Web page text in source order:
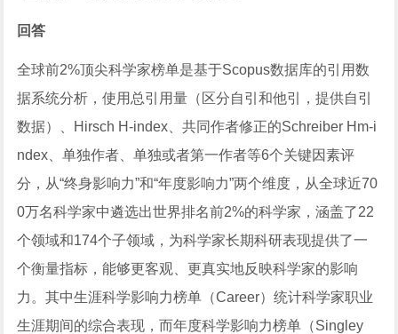
回答
全球前2%顶尖科学家榜单是基于Scopus数据库的引用数
据系统分析，使用总引用量（区分自引和他引，提供自引
数据）、Hirsch H-index、共同作者修正的Schreiber Hm-i
ndex、单独作者、单独或者第一作者等6个关键因素评
分，从“终身影响力”和“年度影响力”两个维度，从全球近70
0万名科学家中遴选出世界排名前2%的科学家，涵盖了22
个领域和174个子领域，为科学家长期科研表现提供了一
个衡量指标，能够更客观、更真实地反映科学家的影响
力。其中生涯科学影响力榜单（Career）统计科学家职业
生涯期间的综合表现，而年度科学影响力榜单（Singley